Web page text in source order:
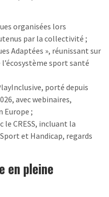
organisées lors
par la collectivité ;
Adaptées », réunissant sur
sport santé
porté depuis
avec webinaires,
Europe ;
CRESS, incluant la
et Handicap, regards
en pleine